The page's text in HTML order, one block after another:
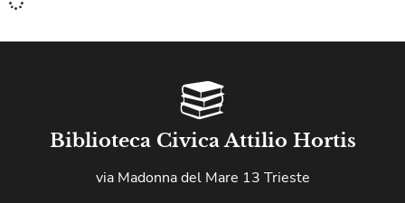
Biblioteca Civica Attilio Hortis
via Madonna del Mare 13 Trieste